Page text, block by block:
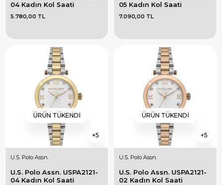
04 Kadın Kol Saati
5.780,00 TL
05 Kadın Kol Saati
7.090,00 TL
5
ÜRÜN TÜKENDI
U.S. Polo Assn.
U.S. Polo Assn. USPA2121-
04 Kadın Kol Saati
5
ÜRÜN TÜKENDI
U.S. Polo Assn.
U.S. Polo Assn. USPA2121-
02 Kadın Kol Saati